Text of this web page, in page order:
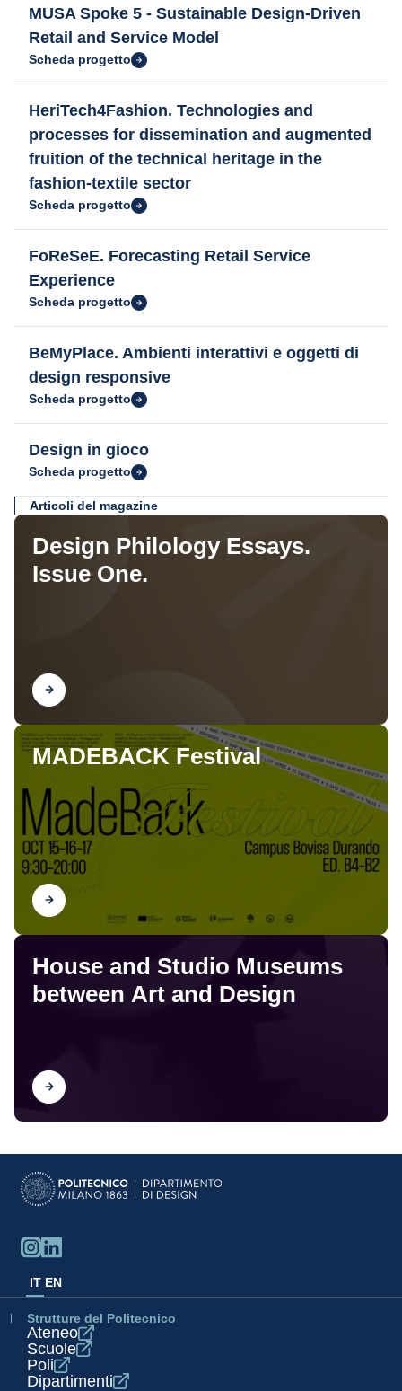
MUSA Spoke 5 - Sustainable Design-Driven
Retail and Service Model
Scheda progetto
HeriTech4Fashion. Technologies and
processes for dissemination and augmented
fruition of the technical heritage in the
fashion-textile sector
Scheda progetto
FoReSeE. Forecasting Retail Service
Experience
Scheda progetto
BeMyPlace. Ambienti interattivi e oggetti di
design responsive
Scheda progetto
Design in gioco
Scheda progetto
Articoli del magazine
Design Philology Essays.
Issue One.
Scopri
MADEBACK Festival
Scopri
House and Studio Museums
between Art and Design
Scopri
IT EN
Strutture del Politecnico
Ateneo
Scuole
Poli
Dipartimenti